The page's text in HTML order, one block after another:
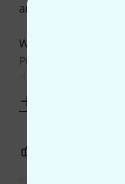
anderen
Wollte zuerst das
Preis unterschied
dachte mir